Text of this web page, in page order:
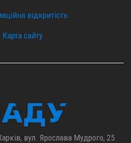
відкритість
Карта сайту
вул. Ярослава Мудрого, 25